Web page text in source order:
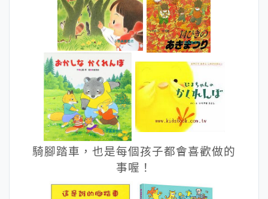
騎腳踏車，也是每個孩子都會喜歡做的
事喔！